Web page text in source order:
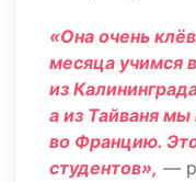
«Она очень
месяца учимся
из
а из Тайваня
во Францию.
студентов», —